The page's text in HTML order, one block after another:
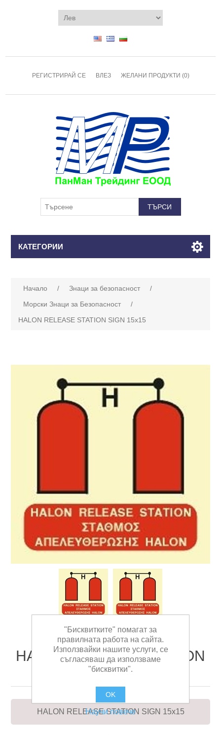
РЕГИСТРИРАЙ СЕ ВЛЕЗ ЖЕЛАНИ ПРОДУКТИ (0)
КАТЕГОРИИ
Начало / Знаци за безопасност
/
Морски Знаци за Безопасност
/
HALON RELEASE STATION SIGN 15x15
HALON RELEASE STATION
SIGN 15x15
HALON RELEASE STATION SIGN 15x15
"Бисквитките" помагат за
правилната работа на сайта.
Използвайки нашите услуги, се
съгласяваш да използваме
"бисквитки".
OK
Научи повече